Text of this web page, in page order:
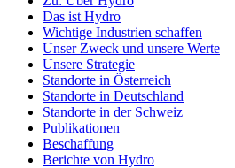
Das ist Hydro
Wichtige Industrien schaffen
Unser Zweck und unsere Werte
Unsere Strategie
Standorte in Österreich
Standorte in Deutschland
Standorte in der Schweiz
Publikationen
Beschaffung
Berichte von Hydro